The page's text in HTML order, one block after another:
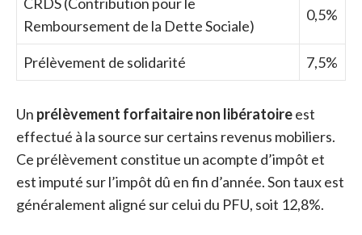
Remboursement de la Dette Sociale)
0,5%
Prélèvement de solidarité 7,5%
Un prélèvement forfaitaire non libératoireest
effectué à la source sur certains revenus mobiliers.
Ce prélèvement constitue un acompte d’impôt et
est imputé sur l’impôt dû en fin d’année. Son taux est
généralement aligné sur celui du PFU, soit 12,8%.